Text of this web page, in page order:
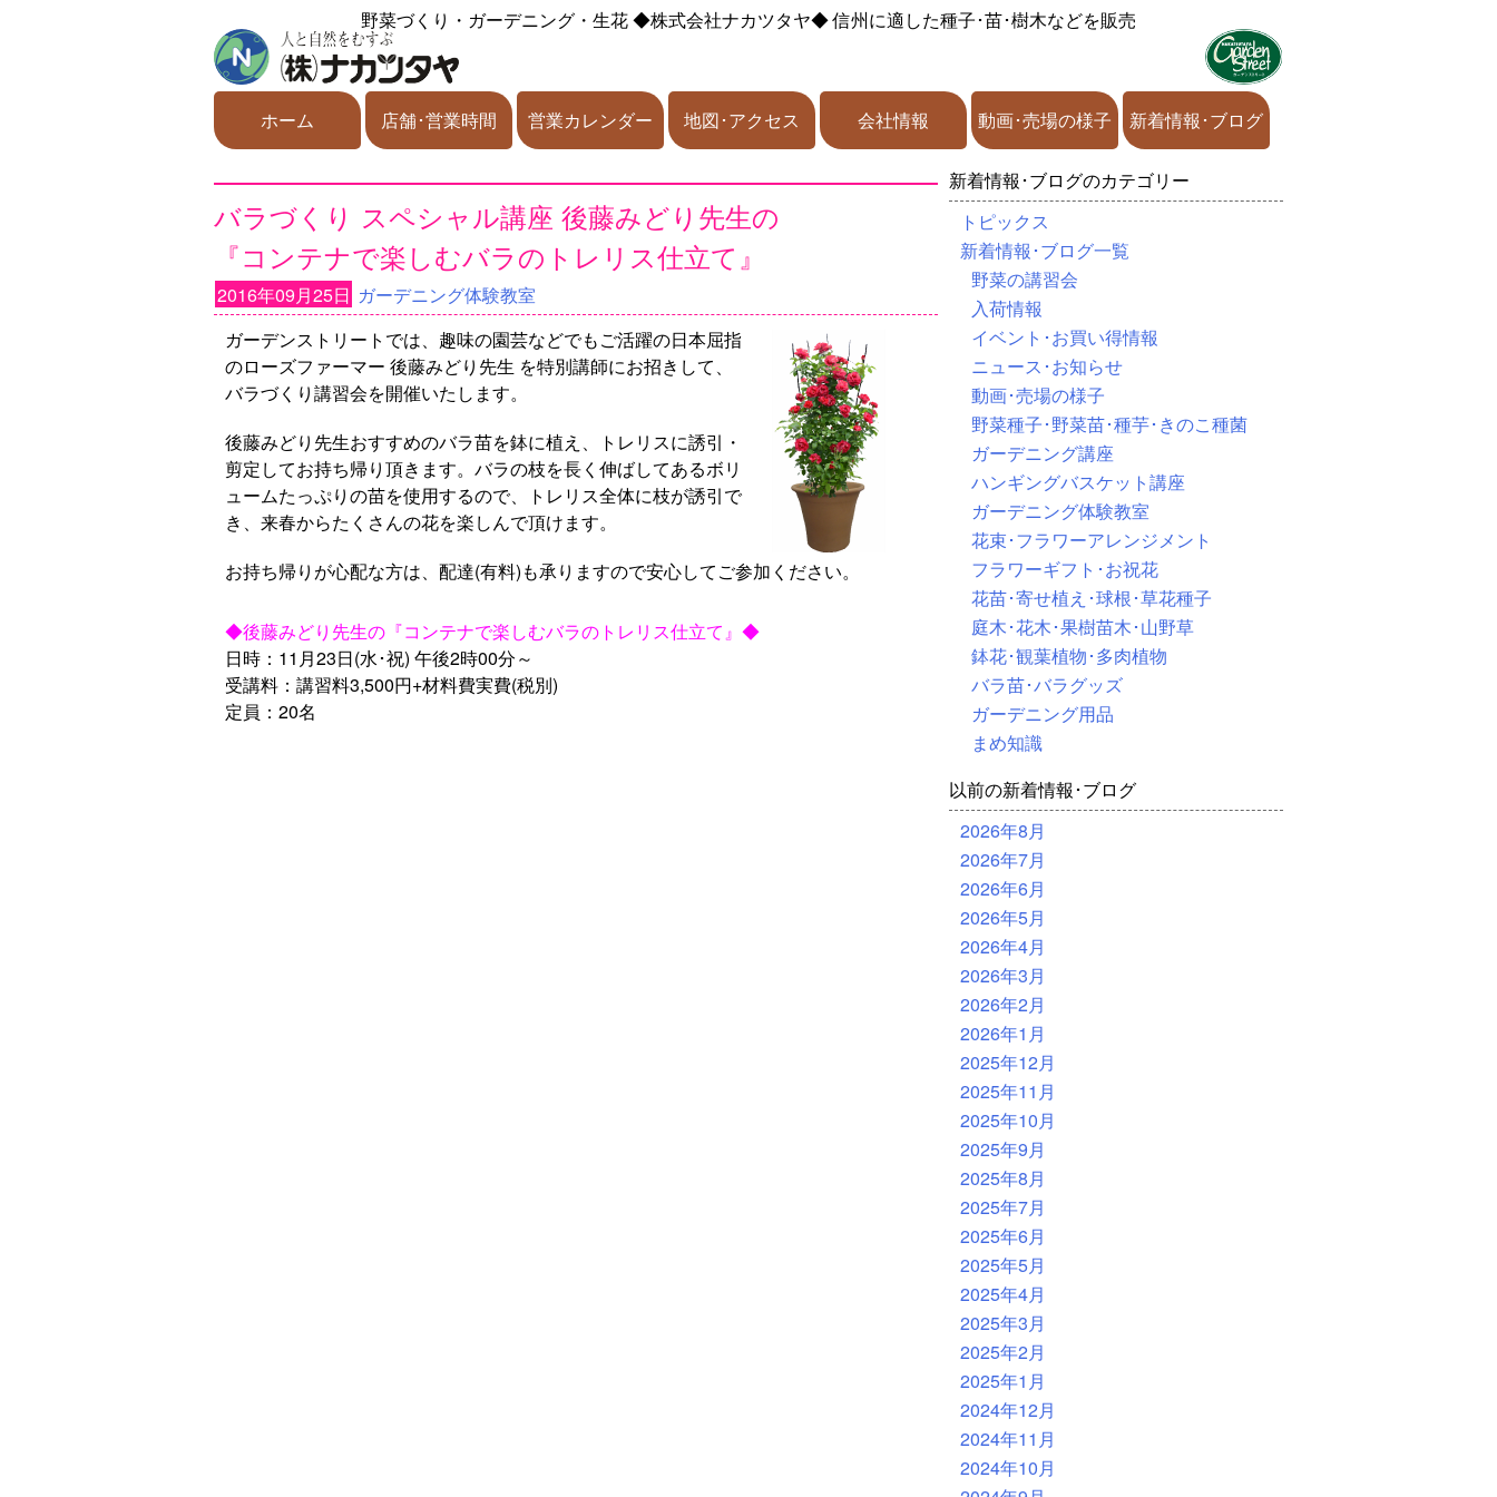
野菜づくり・ガーデニング・生花◆株式会社ナカツタヤ◆信州に適した種子･苗･樹木などを販売
ホーム 店舗･営業時間 営業カレンダー 地図･アクセス 会社情報 動画･売場の様子 新着情報･ブログ
バラづくり スペシャル講座 後藤みどり先生の
『コンテナで楽しむバラのトレリス仕立て』
2016年09月25日 ガーデニング体験教室
ガーデンストリートでは、趣味の園芸などでもご活躍の日本屈指
のローズファーマー 後藤みどり先生 を特別講師にお招きして、
バラづくり講習会を開催いたします。
後藤みどり先生おすすめのバラ苗を鉢に植え、トレリスに誘引・
剪定してお持ち帰り頂きます。バラの枝を長く伸ばしてあるボリ
ュームたっぷりの苗を使用するので、トレリス全体に枝が誘引で
き、来春からたくさんの花を楽しんで頂けます。
お持ち帰りが心配な方は、配達(有料)も承りますので安心してご参加ください。
◆後藤みどり先生の『コンテナで楽しむバラのトレリス仕立て』◆
日時：11月23日(水･祝) 午後2時00分～
受講料：講習料3,500円+材料費実費(税別)
定員：20名
新着情報･ブログのカテゴリー
トピックス
新着情報･ブログ一覧
野菜の講習会
入荷情報
イベント･お買い得情報
ニュース･お知らせ
動画･売場の様子
野菜種子･野菜苗･種芋･きのこ種菌
ガーデニング講座
ハンギングバスケット講座
ガーデニング体験教室
花束･フラワーアレンジメント
フラワーギフト･お祝花
花苗･寄せ植え･球根･草花種子
庭木･花木･果樹苗木･山野草
鉢花･観葉植物･多肉植物
バラ苗･バラグッズ
ガーデニング用品
まめ知識
以前の新着情報･ブログ
2026年8月
2026年7月
2026年6月
2026年5月
2026年4月
2026年3月
2026年2月
2026年1月
2025年12月
2025年11月
2025年10月
2025年9月
2025年8月
2025年7月
2025年6月
2025年5月
2025年4月
2025年3月
2025年2月
2025年1月
2024年12月
2024年11月
2024年10月